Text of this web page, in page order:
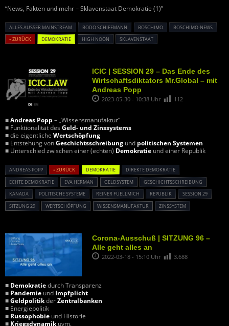
“News, Fakten und mehr – Sklavenstaat Demokratie (1)”
ALLES AUSSER MAINSTREAM BODO SCHIFFMANN BOSCHIMO
BOSCHIMO-NEWS
« ZURÜCK
DEMOKRATIE HIGH NOON SKLAVENSTAAT
ICIC | SESSION 29 – Das Ende des
Wirtschaftsdiktators Mr.Global – mit
Andreas Popp
2023-05-30 - 10:38 Uhr 112
■Andreas Popp – „Wissensmanufaktur“
■ Funktionalität des Geld- und Zinssystems
■ die eigentliche Wertschöpfung
■ Entstehung vonGeschichtsschreibung und politischen Systemen
■ Unterschied zwischen einer (echten) Demokratie und einer Republik
ANDREAS POPP « ZURÜCK DEMOKRATIE
DIREKTE DEMOKRATIE
ECHTE DEMOKRATIE
EVA HERMAN GELDSYSTEM
GESCHICHTSSCHREIBUNG
KANADA
POLITISCHE SYSTEME REINER FUELLMICH REPUBLIK
SESSION 29
SITZUNG 29
WERTSCHÖPFUNG WISSENSMANUFAKTUR ZINSSYSTEM
Corona-Ausschuß | SITZUNG 96 –
Alle geht alles an
2022-03-18 - 15:10 Uhr 3.688
■ Demokratiedurch Transparenz
■ Pandemie und Impfplicht
■GeldpolitikderZentralbanken
■ Energiepolitik
■ Russophobie und Historie
■ Kriegsdynamikuvm.